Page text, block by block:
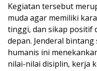
Kegiatan tersebut
muda agar memiliki
tinggi, dan sikap positif
depan. Jenderal
humanis ini
nilai-nilai disiplin, kerja